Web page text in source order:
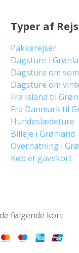
Typer af
Pakkerejser
Dagsture i
Dagsture om
Dagsture om
Fra Island til
Fra Danmark til
Hundeslædeture
Billeje i Grønland
Overnatning i
Køb et gavekort
følgende kort